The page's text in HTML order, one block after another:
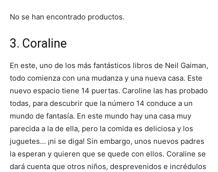
No se han encontrado productos.
3. Coraline
En este, uno de los más fantásticos libros de Neil Gaiman,
todo comienza con una mudanza y una nueva casa. Este
nuevo espacio tiene 14 puertas. Caroline las has probado
todas, para descubrir que la número 14 conduce a un
mundo de fantasía. En este mundo hay una casa muy
parecida a la de ella, pero la comida es deliciosa y los
juguetes… ¡ni se diga! Sin embargo, unos nuevos padres
la esperan y quieren que se quede con ellos. Coraline se
dará cuenta que otros niños, desprevenidos e incrédulos